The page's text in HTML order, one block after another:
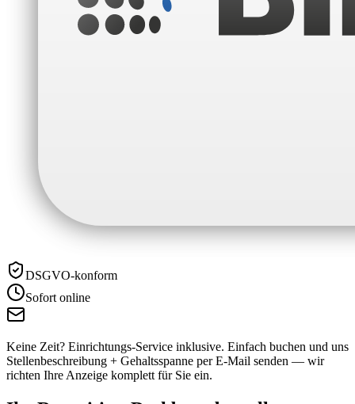
DSGVO-konform
Sofort online
Keine Zeit? Einrichtungs-Service inklusive. Einfach buchen und uns
Stellenbeschreibung + Gehaltsspanne per E-Mail senden — wir
richten Ihre Anzeige komplett für Sie ein.